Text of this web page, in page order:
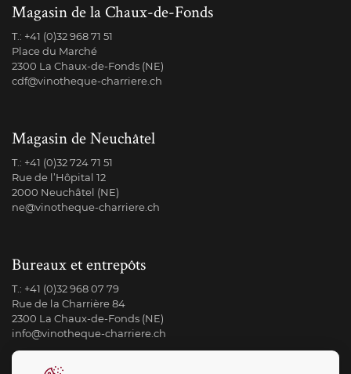
Magasin de la Chaux-de-Fonds
T.: +41 (0)32 968 71 51
Place du Marché
2300 La Chaux-de-Fonds (NE)
cdf@vinotheque-charriere.ch
Magasin de Neuchâtel
T.: +41 (0)32 724 71 51
Rue de l’Hôpital 12
2000 Neuchâtel (NE)
ne@vinotheque-charriere.ch
Bureaux et entrepôts
T.: +41 (0)32 968 07 79
Rue de la Charrière 84
2300 La Chaux-de-Fonds (NE)
info@vinotheque-charriere.ch